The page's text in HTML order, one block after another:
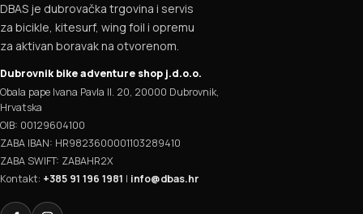
DBAS je dubrovačka trgovina i servis
za bicikle, kitesurf, wing foil i opremu
za aktivan boravak na otvorenom.
Dubrovnik bike adventure shop j.d.o.o.
Obala pape Ivana Pavla II. 20, 20000 Dubrovnik,
Hrvatska
OIB: 00129604100
ZABA IBAN: HR9823600001103289410
ZABA SWIFT: ZABAHR2X
Kontakt: +385 91 196 1981 | info@dbas.hr